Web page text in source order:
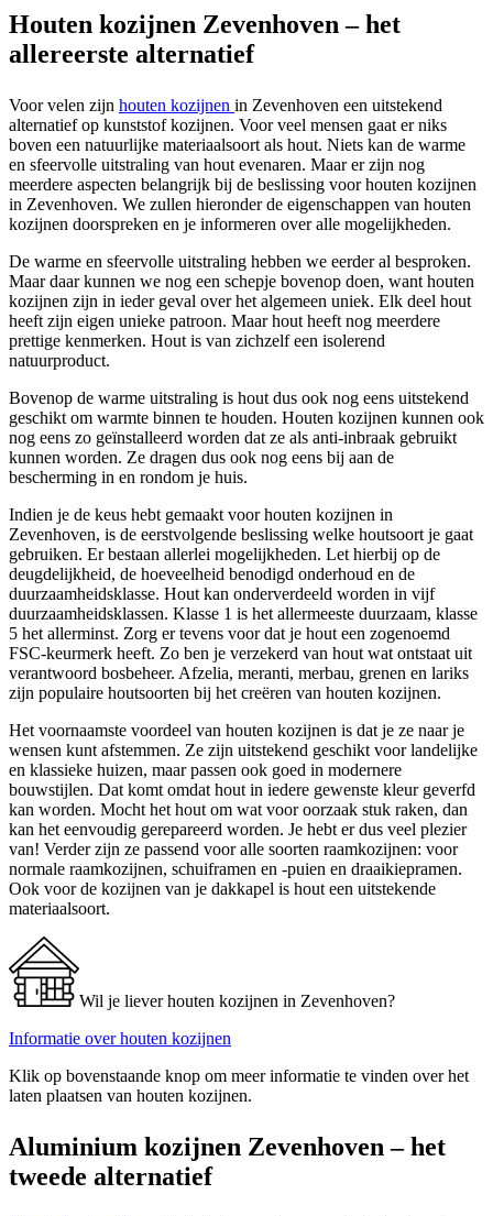
Houten kozijnen Zevenhoven – het
allereerste alternatief
Voor velen zijn houten kozijnen in Zevenhoven een uitstekend
alternatief op kunststof kozijnen. Voor veel mensen gaat er niks
boven een natuurlijke materiaalsoort als hout. Niets kan de warme
en sfeervolle uitstraling van hout evenaren. Maar er zijn nog
meerdere aspecten belangrijk bij de beslissing voor houten kozijnen
in Zevenhoven. We zullen hieronder de eigenschappen van houten
kozijnen doorspreken en je informeren over alle mogelijkheden.
De warme en sfeervolle uitstraling hebben we eerder al besproken.
Maar daar kunnen we nog een schepje bovenop doen, want houten
kozijnen zijn in ieder geval over het algemeen uniek. Elk deel hout
heeft zijn eigen unieke patroon. Maar hout heeft nog meerdere
prettige kenmerken. Hout is van zichzelf een isolerend
natuurproduct.
Bovenop de warme uitstraling is hout dus ook nog eens uitstekend
geschikt om warmte binnen te houden. Houten kozijnen kunnen ook
nog eens zo geïnstalleerd worden dat ze als anti-inbraak gebruikt
kunnen worden. Ze dragen dus ook nog eens bij aan de
bescherming in en rondom je huis.
Indien je de keus hebt gemaakt voor houten kozijnen in
Zevenhoven, is de eerstvolgende beslissing welke houtsoort je gaat
gebruiken. Er bestaan allerlei mogelijkheden. Let hierbij op de
deugdelijkheid, de hoeveelheid benodigd onderhoud en de
duurzaamheidsklasse. Hout kan onderverdeeld worden in vijf
duurzaamheidsklassen. Klasse 1 is het allermeeste duurzaam, klasse
5 het allerminst. Zorg er tevens voor dat je hout een zogenoemd
FSC-keurmerk heeft. Zo ben je verzekerd van hout wat ontstaat uit
verantwoord bosbeheer. Afzelia, meranti, merbau, grenen en lariks
zijn populaire houtsoorten bij het creëren van houten kozijnen.
Het voornaamste voordeel van houten kozijnen is dat je ze naar je
wensen kunt afstemmen. Ze zijn uitstekend geschikt voor landelijke
en klassieke huizen, maar passen ook goed in modernere
bouwstijlen. Dat komt omdat hout in iedere gewenste kleur geverfd
kan worden. Mocht het hout om wat voor oorzaak stuk raken, dan
kan het eenvoudig gerepareerd worden. Je hebt er dus veel plezier
van! Verder zijn ze passend voor alle soorten raamkozijnen: voor
normale raamkozijnen, schuiframen en -puien en draaikiepramen.
Ook voor de kozijnen van je dakkapel is hout een uitstekende
materiaalsoort.
Wil je liever houten kozijnen in Zevenhoven?
Informatie over houten kozijnen
Klik op bovenstaande knop om meer informatie te vinden over het
laten plaatsen van houten kozijnen.
Aluminium kozijnen Zevenhoven – het
tweede alternatief